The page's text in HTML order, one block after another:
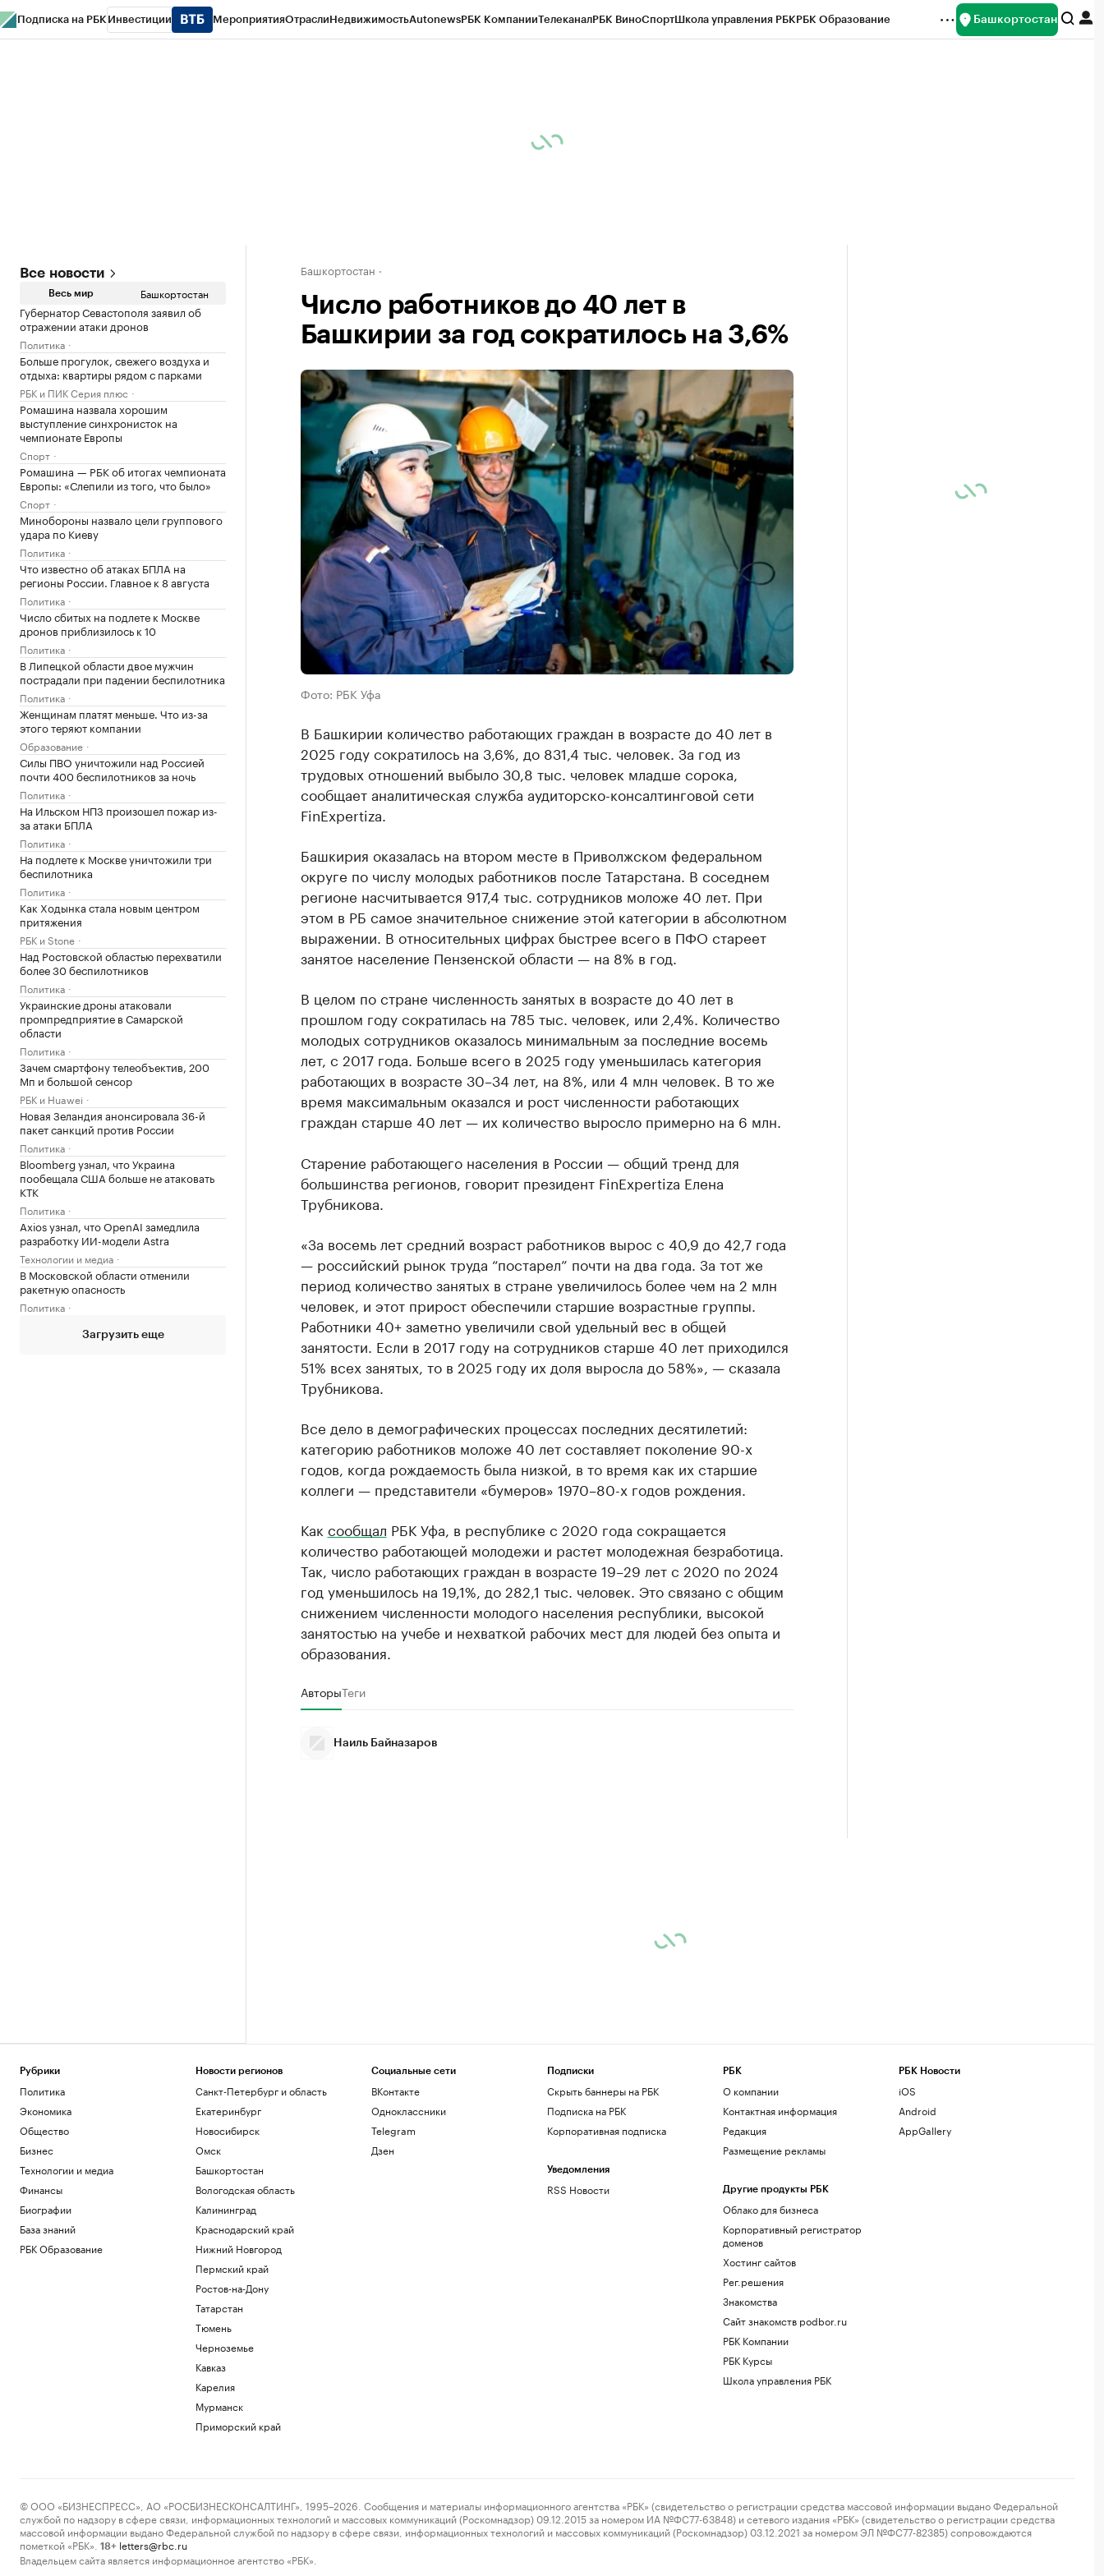
Подписка на РБК Инвестиции МероприятияОтраслиНедвижимостьAutonewsРБК КомпанииТелеканалРБК ВиноСпортШкола управления РБКРБК Образование Башкортостан
Все новости
Весь мир Башкортостан
Губернатор Севастополя заявил об
отражении атаки дронов
Политика
Больше прогулок, свежего воздуха и
отдыха: квартиры рядом с парками
РБК и ПИК Серия плюс
Ромашина назвала хорошим
выступление синхронисток на
чемпионате Европы
Спорт
Ромашина — РБК об итогах чемпионата
Европы: «Слепили из того, что было»
Спорт
Минобороны назвало цели группового
удара по Киеву
Политика
Что известно об атаках БПЛА на
регионы России. Главное к 8 августа
Политика
Число сбитых на подлете к Москве
дронов приблизилось к 10
Политика
В Липецкой области двое мужчин
пострадали при падении беспилотника
Политика
Женщинам платят меньше. Что из-за
этого теряют компании
Образование
Силы ПВО уничтожили над Россией
почти 400 беспилотников за ночь
Политика
На Ильском НПЗ произошел пожар из-
за атаки БПЛА
Политика
На подлете к Москве уничтожили три
беспилотника
Политика
Как Ходынка стала новым центром
притяжения
РБК и Stone
Над Ростовской областью перехватили
более 30 беспилотников
Политика
Украинские дроны атаковали
промпредприятие в Самарской
области
Политика
Зачем смартфону телеобъектив, 200
Мп и большой сенсор
РБК и Huawei
Новая Зеландия анонсировала 36-й
пакет санкций против России
Политика
Bloomberg узнал, что Украина
пообещала США больше не атаковать
КТК
Политика
Axios узнал, что OpenAI замедлила
разработку ИИ-модели Astra
Технологии и медиа
В Московской области отменили
ракетную опасность
Политика
Загрузить еще
Башкортостан
Число работников до 40 лет в
Башкирии за год сократилось на 3,6%
Фото: РБК Уфа
В Башкирии количество работающих граждан в возрасте до 40 лет в
2025 году сократилось на 3,6%, до 831,4 тыс. человек. За год из
трудовых отношений выбыло 30,8 тыс. человек младше сорока,
сообщает аналитическая служба аудиторско-консалтинговой сети
FinExpertiza.
Башкирия оказалась на втором месте в Приволжском федеральном
округе по числу молодых работников после Татарстана. В соседнем
регионе насчитывается 917,4 тыс. сотрудников моложе 40 лет. При
этом в РБ самое значительное снижение этой категории в абсолютном
выражении. В относительных цифрах быстрее всего в ПФО стареет
занятое население Пензенской области — на 8% в год.
В целом по стране численность занятых в возрасте до 40 лет в
прошлом году сократилась на 785 тыс. человек, или 2,4%. Количество
молодых сотрудников оказалось минимальным за последние восемь
лет, с 2017 года. Больше всего в 2025 году уменьшилась категория
работающих в возрасте 30–34 лет, на 8%, или 4 млн человек. В то же
время максимальным оказался и рост численности работающих
граждан старше 40 лет — их количество выросло примерно на 6 млн.
Старение работающего населения в России — общий тренд для
большинства регионов, говорит президент FinExpertiza Елена
Трубникова.
«За восемь лет средний возраст работников вырос с 40,9 до 42,7 года
— российский рынок труда “постарел” почти на два года. За тот же
период количество занятых в стране увеличилось более чем на 2 млн
человек, и этот прирост обеспечили старшие возрастные группы.
Работники 40+ заметно увеличили свой удельный вес в общей
занятости. Если в 2017 году на сотрудников старше 40 лет приходился
51% всех занятых, то в 2025 году их доля выросла до 58%», — сказала
Трубникова.
Все дело в демографических процессах последних десятилетий:
категорию работников моложе 40 лет составляет поколение 90-х
годов, когда рождаемость была низкой, в то время как их старшие
коллеги — представители «бумеров» 1970–80-х годов рождения.
Как сообщал РБК Уфа, в республике с 2020 года сокращается
количество работающей молодежи и растет молодежная безработица.
Так, число работающих граждан в возрасте 19–29 лет с 2020 по 2024
год уменьшилось на 19,1%, до 282,1 тыс. человек. Это связано с общим
снижением численности молодого населения республики, высокой
занятостью на учебе и нехваткой рабочих мест для людей без опыта и
образования.
АвторыТеги
Наиль Байназаров
Рубрики
Политика
Экономика
Общество
Бизнес
Технологии и медиа
Финансы
Биографии
База знаний
РБК Образование
Новости регионов
Санкт-Петербург и область
Екатеринбург
Новосибирск
Омск
Башкортостан
Вологодская область
Калининград
Краснодарский край
Нижний Новгород
Пермский край
Ростов-на-Дону
Татарстан
Тюмень
Черноземье
Кавказ
Карелия
Мурманск
Приморский край
Социальные сети
ВКонтакте
Одноклассники
Telegram
Дзен
Подписки
Скрыть баннеры на РБК
Подписка на РБК
Корпоративная подписка
Уведомления
RSS Новости
РБК
О компании
Контактная информация
Редакция
Размещение рекламы
Другие продукты РБК
Облако для бизнеса
Корпоративный регистратор
доменов
Хостинг сайтов
Рег.решения
Знакомства
Сайт знакомств podbor.ru
РБК Компании
РБК Курсы
Школа управления РБК
РБК Новости
iOS
Android
AppGallery
© ООО «БИЗНЕСПРЕСС», АО «РОСБИЗНЕСКОНСАЛТИНГ», 1995–2026. Сообщения и материалы информационного агентства «РБК» (свидетельство о регистрации средства массовой информации выдано Федеральной
службой по надзору в сфере связи, информационных технологий и массовых коммуникаций (Роскомнадзор) 09.12.2015 за номером ИА №ФС77-63848) и сетевого издания «РБК» (свидетельство о регистрации средства
массовой информации выдано Федеральной службой по надзору в сфере связи, информационных технологий и массовых коммуникаций (Роскомнадзор) 03.12.2021 за номером ЭЛ №ФС77-82385) сопровождаются
пометкой «РБК».
18+ letters@rbc.ru
Владельцем сайта является информационное агентство «РБК».